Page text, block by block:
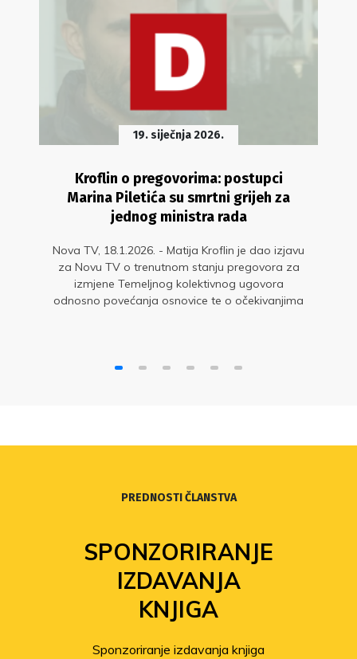
19. siječnja 2026.
Kroflin o pregovorima: postupci
Marina Piletića su smrtni grijeh za
jednog ministra rada
Nova TV, 18.1.2026. - Matija Kroflin je dao izjavu
za Novu TV o trenutnom stanju pregovora za
izmjene Temeljnog kolektivnog ugovora
odnosno povećanja osnovice te o očekivanjima
PREDNOSTI ČLANSTVA
SPONZORIRANJE
IZDAVANJA
KNJIGA
Sponzoriranje izdavanja knjiga